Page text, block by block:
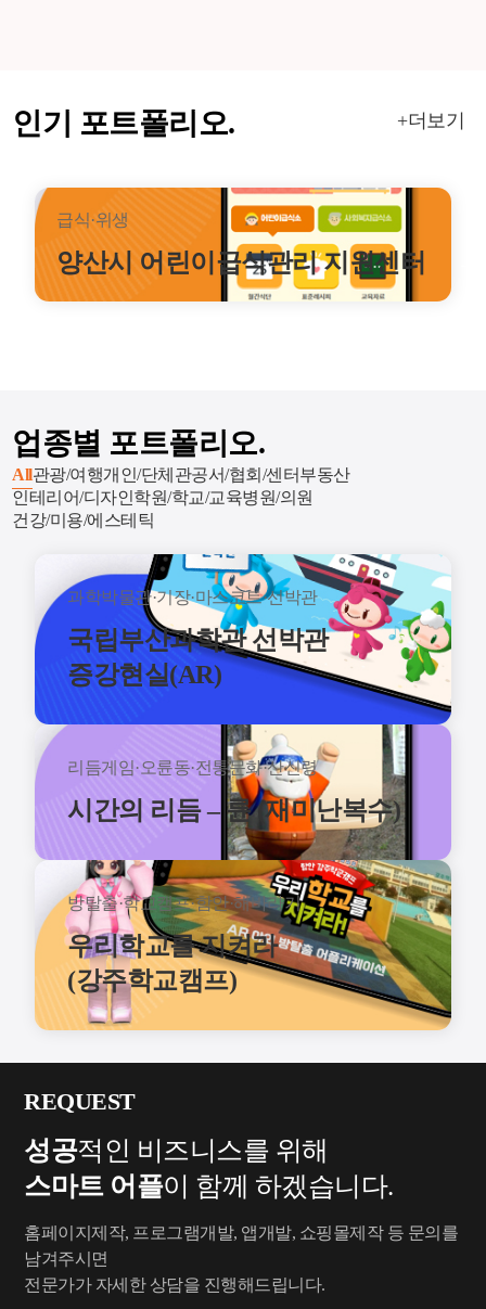
인기 포트폴리오. +더보기
급식·위생
양산시 어린이급식관리 지원센터
업종별 포트폴리오.
All관광/여행개인/단체 관공서/협회/센터부동산
인테리어/디자인학원/학교/교육병원/의원
건강/미용/에스테틱
과학박물관·기장·마스코트·선박관
국립부산과학관 선박관
증강현실(AR)
리듬게임·오륜동·전통문화·산신령
시간의 리듬 – 륜 (재미난복수)
방탈출·학교캠프·함안·해바라기
우리학교를 지켜라
(강주학교캠프)
REQUEST
성공적인 비즈니스를 위해
스마트 어플이 함께 하겠습니다.
홈페이지제작, 프로그램개발, 앱개발, 쇼핑몰제작 등 문의를
남겨주시면
전문가가 자세한 상담을 진행해드립니다.